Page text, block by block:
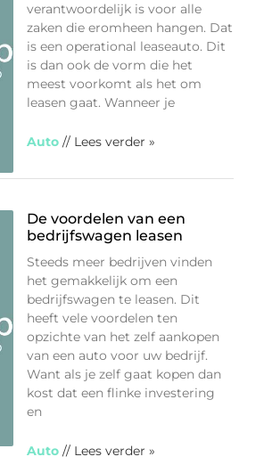
verantwoordelijk is voor alle
zaken die eromheen hangen. Dat
is een operational leaseauto. Dit
is dan ook de vorm die het
meest voorkomt als het om
leasen gaat. Wanneer je
Auto // Lees verder »
De voordelen van een
bedrijfswagen leasen
Steeds meer bedrijven vinden
het gemakkelijk om een
bedrijfswagen te leasen. Dit
heeft vele voordelen ten
opzichte van het zelf aankopen
van een auto voor uw bedrijf.
Want als je zelf gaat kopen dan
kost dat een flinke investering
en
Auto // Lees verder »